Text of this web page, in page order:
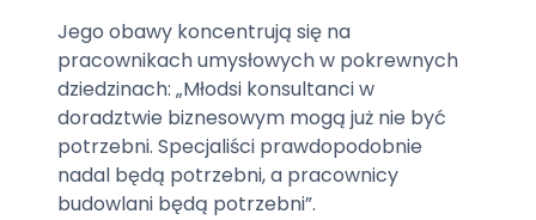
Jego obawy koncentrują się na
pracownikach umysłowych w pokrewnych
dziedzinach: „Młodsi konsultanci w
doradztwie biznesowym mogą już nie być
potrzebni. Specjaliści prawdopodobnie
nadal będą potrzebni, a pracownicy
budowlani będą potrzebni”.